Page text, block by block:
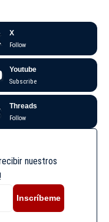
X
Follow
Youtube
Subscribe
Threads
Follow
nuestros
Inscríbeme